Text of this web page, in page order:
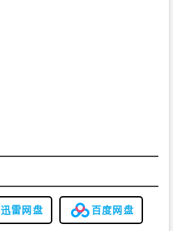
迅雷网盘 百度网盘